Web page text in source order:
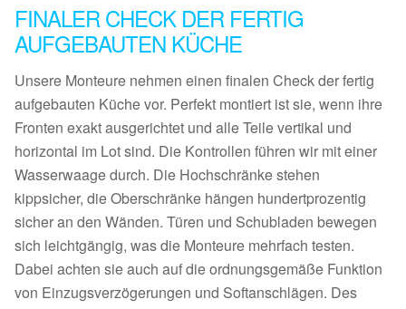
FINALER CHECK DER FERTIG
AUFGEBAUTEN KÜCHE
Unsere Monteure nehmen einen finalen Check der fertig
aufgebauten Küche vor. Perfekt montiert ist sie, wenn ihre
Fronten exakt ausgerichtet und alle Teile vertikal und
horizontal im Lot sind. Die Kontrollen führen wir mit einer
Wasserwaage durch. Die Hochschränke stehen
kippsicher, die Oberschränke hängen hundertprozentig
sicher an den Wänden. Türen und Schubladen bewegen
sich leichtgängig, was die Monteure mehrfach testen.
Dabei achten sie auch auf die ordnungsgemäße Funktion
von Einzugsverzögerungen und Softanschlägen. Des